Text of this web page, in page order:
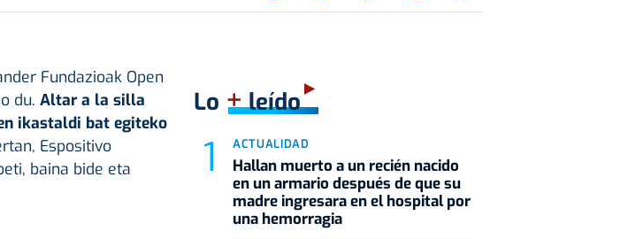
Fundazioak Open
du. Altar a la silla
ikastaldi bat egiteko
Espositivo
baina bide eta
Lo +leído
ACTUALIDAD
Hallan muerto a un recién nacido
en un armario después de que su
madre ingresara en el hospital por
una hemorragia